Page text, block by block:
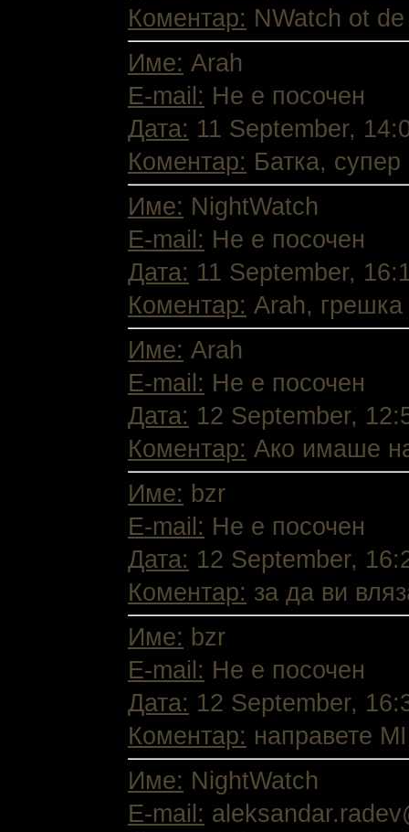
Коментар: NWatch ot
Име: Arah
E-mail: Не е посочен
Дата: 11 September,
Коментар: Батка,
Име: NightWatch
E-mail: Не е посочен
Дата: 11 September,
Коментар: Arah, грешка
Име: Arah
E-mail: Не е посочен
Дата: 12 September,
Коментар: Ако имаше
Име: bzr
E-mail: Не е посочен
Дата: 12 September,
Коментар: за да ви
Име: bzr
E-mail: Не е посочен
Дата: 12 September,
Коментар: направете
Име: NightWatch
E-mail: